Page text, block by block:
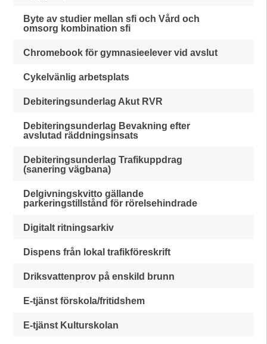
Byte av studier mellan sfi och Vård och
omsorg kombination sfi
Chromebook för gymnasieelever vid avslut
Cykelvänlig arbetsplats
Debiteringsunderlag Akut RVR
Debiteringsunderlag Bevakning efter
avslutad räddningsinsats
Debiteringsunderlag Trafikuppdrag
(sanering vägbana)
Delgivningskvitto gällande
parkeringstillstånd för rörelsehindrade
Digitalt ritningsarkiv
Dispens från lokal trafikföreskrift
Driksvattenprov på enskild brunn
E-tjänst förskola/fritidshem
E-tjänst Kulturskolan